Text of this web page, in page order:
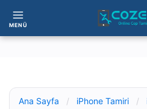
MENÜ
Ana Sayfa / iPhone Tamiri /